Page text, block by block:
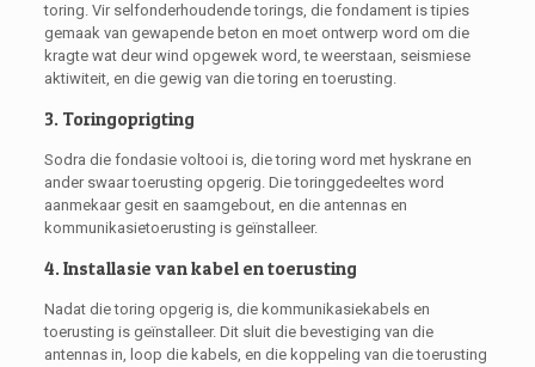
toring. Vir selfonderhoudende torings, die fondament is tipies
gemaak van gewapende beton en moet ontwerp word om die
kragte wat deur wind opgewek word, te weerstaan, seismiese
aktiwiteit, en die gewig van die toring en toerusting.
3. Toringoprigting
Sodra die fondasie voltooi is, die toring word met hyskrane en
ander swaar toerusting opgerig. Die toringgedeeltes word
aanmekaar gesit en saamgebout, en die antennas en
kommunikasietoerusting is geïnstalleer.
4. Installasie van kabel en toerusting
Nadat die toring opgerig is, die kommunikasiekabels en
toerusting is geïnstalleer. Dit sluit die bevestiging van die
antennas in, loop die kabels, en die koppeling van die toerusting